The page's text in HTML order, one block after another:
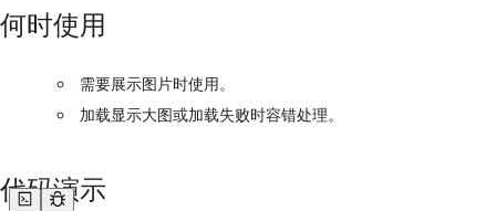
何时使用
需要展示图片时使用。
加载显示大图或加载失败时容错处理。
代码演示